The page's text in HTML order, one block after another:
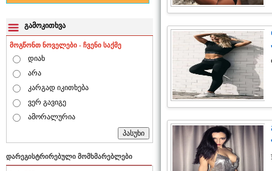
გამოკითხვა
მოგწონთ ნოველები - ჩვენი საქმე
დიახ
არა
კარგად იკითხება
ვერ გავიგე
ამორალურია
დარეგისტრირებული მომხმარებლები